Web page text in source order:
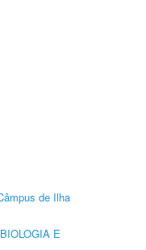
de Ilha
E